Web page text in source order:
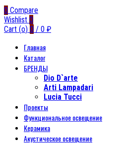
0 Compare
Wishlist 0
Cart (o) 0 / 0 ₽
Главная
Каталог
БРЕНДЫ
Dio D`arte
Arti Lampadari
Lucia Tucci
Проекты
Функциональное освещение
Керамика
Акустическое освещение